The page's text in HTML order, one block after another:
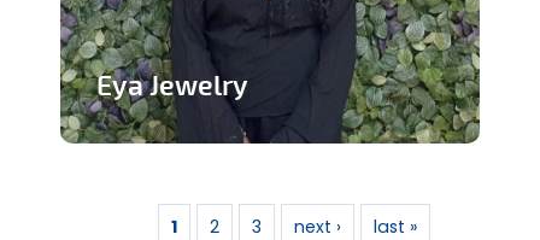
Eya Jewelry
En savoir plus
1 2 3 next › last »